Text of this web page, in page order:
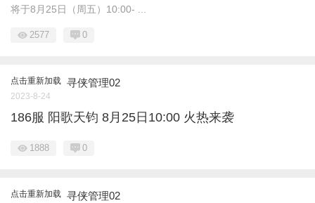
将于8月25日（周五）10:00- ...
2577 0
点击重新加载 寻侠管理02
2023-8-24
186服 阳歌天钧 8月25日10:00 火热来袭
1888 0
点击重新加载 寻侠管理02